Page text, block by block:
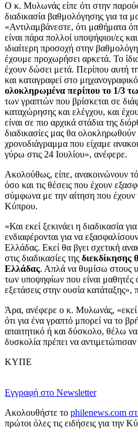
Ο κ. Μυλωνάς είπε ότι στην
διαδικασία βαθμολόγησης για
«Αντιλαμβάνεστε, ότι μαθήματα
είναι πάρα πολλοί υποψήφιοι/ες
ιδιαίτερη προσοχή στην
έχουμε προχωρήσει αρκετά. Το
έχουν δώσει μετά. Περίπου αυτή
και καταγραφεί στο
ολοκληρωμένα περίπου το 1/3
των γραπτών που βρίσκεται σε
καταχώρησης και ελέγχου, και
είναι σε πιο αρχικά στάδια της
διαδικασίες μας θα
χρονοδιάγραμμα που είχαμε
γύρω στις 24 Ιουλίου», ανέφερε.
Ακολούθως, είπε, ανακοινώνουν
όσο και τις θέσεις που έχουν
σύμφωνα με την αίτηση που έχουν
Κύπρου.
«Και εκεί ξεκινάει η διαδικασία
ενδιαφέρονται για να
Ελλάδας. Εκεί θα βγει σχετική
στις διαδικασίες της διεκδίκησης
Ελλάδας. Απλά να θυμίσω στους
των υποψηφίων που είναι μαθητές
εξετάσεις στην ουσία κατάταξης»,
Άρα, ανέφερε ο κ. Μυλωνάς, «εκεί
ότι για ένα γραπτό μπορεί να το
απαιτητικό ή και δύσκολο, θέλω να
δυσκολία πρέπει να
ΚΥΠΕ
Εγγραφή στο Newsletter
Ακολουθήστε το philenews.com
πρώτοι όλες τις ειδήσεις για την